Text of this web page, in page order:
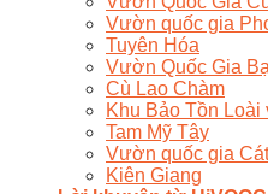
Vườn quốc gia
Tuyên Hóa
Vườn Quốc Gia
Cù Lao Chàm
Khu Bảo Tồn Loài
Tam Mỹ Tây
Vườn quốc gia
Kiên Giang